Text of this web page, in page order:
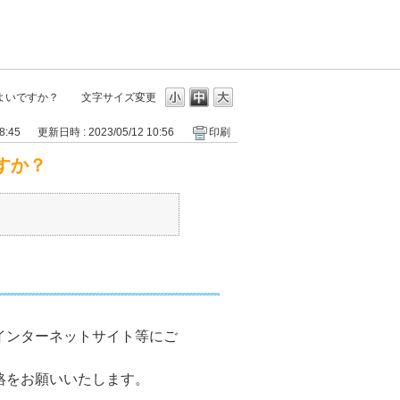
文字サイズ変更
いですか？
更新日時 : 2023/05/12 10:56 印刷
か？
ターネットサイト等にご
お願いいたします。